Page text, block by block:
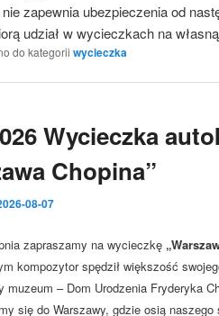
nie zapewnia ubezpieczenia od
udział w wycieczkach na
do kategorii wycieczka
Wycieczka
Chopina”
08-07
zapraszamy na wycieczkę
kompozytor spędził większość
muzeum – Dom Urodzenia Fryderyka
się do Warszawy, gdzie osią